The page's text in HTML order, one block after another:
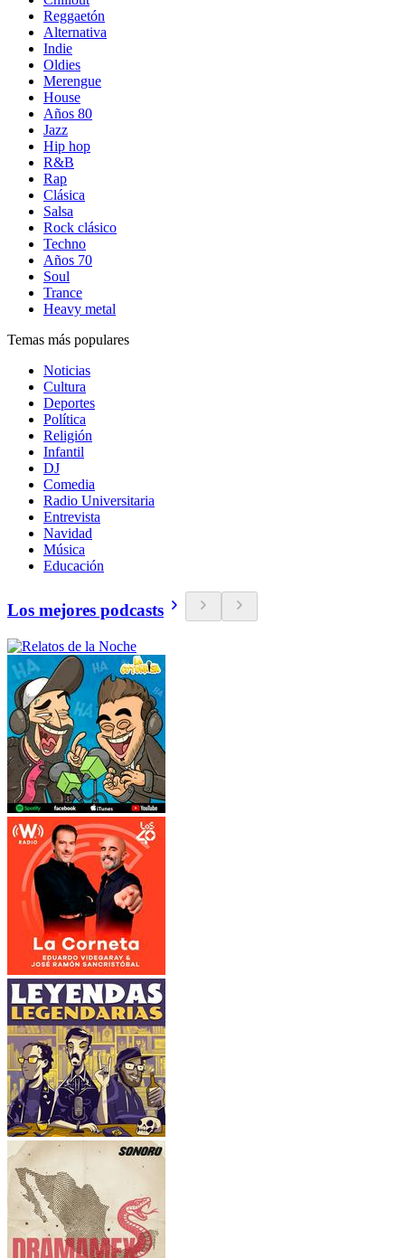
Reggaetón
Alternativa
Indie
Oldies
Merengue
House
Años 80
Jazz
Hip hop
R&B
Rap
Clásica
Salsa
Rock clásico
Techno
Años 70
Soul
Trance
Heavy metal
Temas más populares
Noticias
Cultura
Deportes
Política
Religión
Infantil
DJ
Comedia
Radio Universitaria
Entrevista
Navidad
Música
Educación
Los mejores podcasts